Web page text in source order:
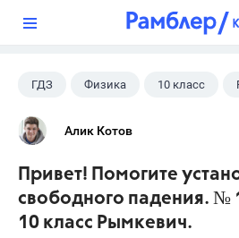
ГДЗ Физика 10 класс
Алик Котов
Привет! Помогите
свободного падения. №
10 класс Рымкевич.